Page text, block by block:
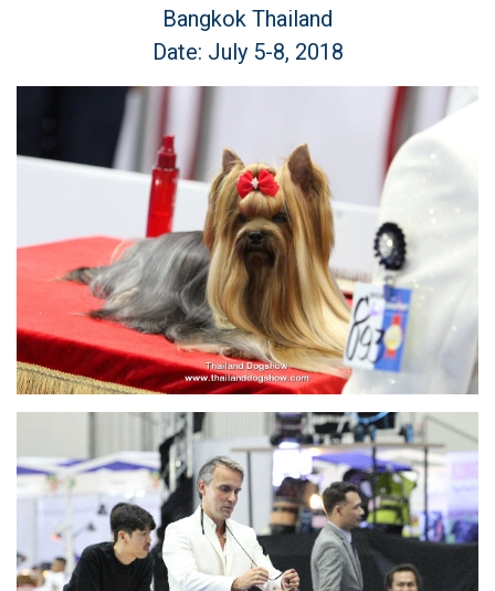
Bangkok Thailand
Date: July 5-8, 2018